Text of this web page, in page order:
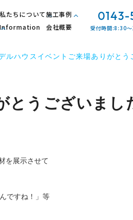
私たちについて
Information
施工事例
会社概要
受付時間:8:30
ルハウスイベントご来場ありがとう
とうございまし
を展示させて
ですね！」等